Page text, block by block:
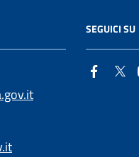
SEGUICI SU